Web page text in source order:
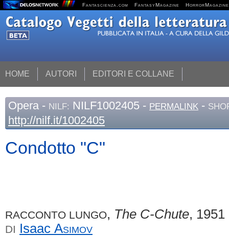
Fantascienza.com FantasyMagazine HorrorMagazine
HOME AUTORI EDITORI E COLLANE
Opera - NILF: NILF1002405 - PERMALINK -
http://nilf.it/1002405
Condotto "C"
RACCONTO LUNGO, The C-Chute, 1951
DI Isaac Asimov